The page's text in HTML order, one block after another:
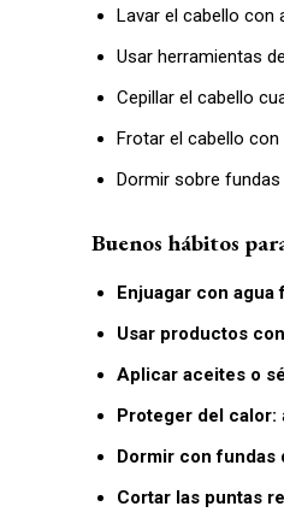
Lavar el cabello con
Usar herramientas
Cepillar el cabello
Frotar el cabello
Dormir sobre
Buenos hábitos
Enjuagar con agua
Usar productos
Aplicar aceites o
Proteger del calor:
Dormir con fundas
Cortar las puntas